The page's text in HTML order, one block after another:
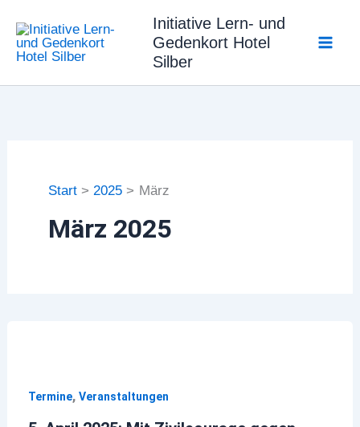
Inhalt
springen
Initiative Lern- und
Gedenkort Hotel
Silber
Start 2025 März
März 2025
Termine, Veranstaltungen